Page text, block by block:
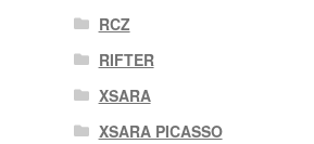
RCZ
RIFTER
XSARA
XSARA PICASSO